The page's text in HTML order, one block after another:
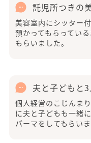
託児所つきの
美容室内にシッター
預かってもらってい
もらいました。
夫と子どもと
個人経営のこじんま
に夫と子どもも一緒
パーマをしてもらいま